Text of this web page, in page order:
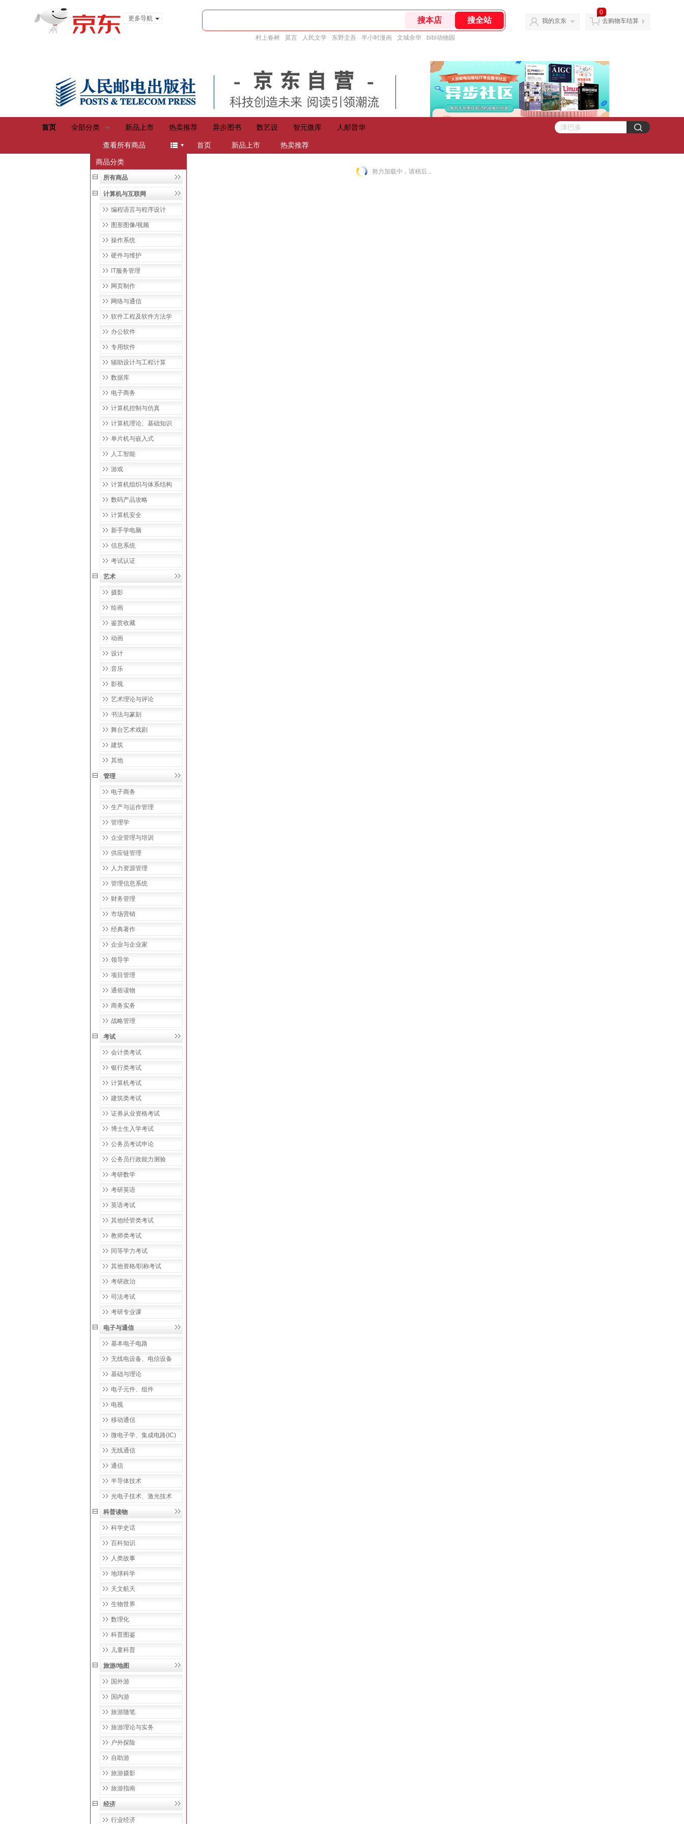
更多导航
村上春树 莫言 人民文学 东野圭吾 半小时漫画 文城余华 bibi动物园
我的京东
0
去购物车结算
首页 全部分类 新品上市 热卖推荐 异步图书 数艺设 智元微库 人邮普华
查看所有商品
menu 首页 新品上市 热卖推荐
商品分类
所有商品
计算机与互联网
编程语言与程序设计
图形图像/视频
操作系统
硬件与维护
IT服务管理
网页制作
网络与通信
软件工程及软件方法学
办公软件
专用软件
辅助设计与工程计算
数据库
电子商务
计算机控制与仿真
计算机理论、基础知识
单片机与嵌入式
人工智能
游戏
计算机组织与体系结构
数码产品攻略
计算机安全
新手学电脑
信息系统
考试认证
艺术
摄影
绘画
鉴赏收藏
动画
设计
音乐
影视
艺术理论与评论
书法与篆刻
舞台艺术戏剧
建筑
其他
管理
电子商务
生产与运作管理
管理学
企业管理与培训
供应链管理
人力资源管理
管理信息系统
财务管理
市场营销
经典著作
企业与企业家
领导学
项目管理
通俗读物
商务实务
战略管理
考试
会计类考试
银行类考试
计算机考试
建筑类考试
证券从业资格考试
博士生入学考试
公务员考试申论
公务员行政能力测验
考研数学
考研英语
英语考试
其他经管类考试
教师类考试
同等学力考试
其他资格/职称考试
考研政治
司法考试
考研专业课
电子与通信
基本电子电路
无线电设备、电信设备
基础与理论
电子元件、组件
电视
移动通信
微电子学、集成电路(IC)
无线通信
通信
半导体技术
光电子技术、激光技术
科普读物
科学史话
百科知识
人类故事
地球科学
天文航天
生物世界
数理化
科普图鉴
儿童科普
旅游/地图
国外游
国内游
旅游随笔
旅游理论与实务
户外探险
自助游
旅游摄影
旅游指南
经济
行业经济
努力加载中，请稍后...